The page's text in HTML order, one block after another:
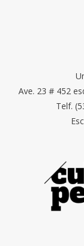
Ave. 23 # 452
Telf.